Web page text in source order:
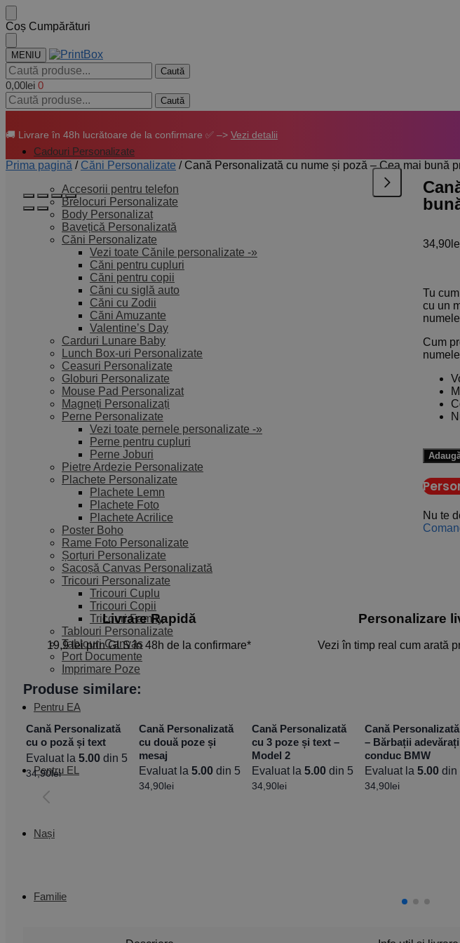
Coș Cumpărături
MENIU
Caută
0,00lei 0
Caută
Cadouri Personalizate
Accesorii pentru telefon
Brelocuri Personalizate
Body Personalizat
Bavețică Personalizată
Căni Personalizate
Vezi toate Cănile personalizate -»
Căni pentru cupluri
Căni pentru copii
Căni cu siglă auto
Căni cu Zodii
Căni Amuzante
Valentine’s Day
Carduri Lunare Baby
Lunch Box-uri Personalizate
Ceasuri Personalizate
Globuri Personalizate
Mouse Pad Personalizat
Magneți Personalizați
Perne Personalizate
Vezi toate pernele personalizate -»
Perne pentru cupluri
Perne Joburi
Pietre Ardezie Personalizate
Plachete Personalizate
Plachete Lemn
Plachete Foto
Plachete Acrilice
Poster Boho
Rame Foto Personalizate
Șorțuri Personalizate
Sacoșă Canvas Personalizată
Tricouri Personalizate
Tricouri Cuplu
Tricouri Copii
Tricouri Family
Tablouri Personalizate
Tablouri Canvas
Port Documente
Imprimare Poze
Pentru EA
Pentru EL
Nași
Familie
🚚 Livrare în 48h lucrătoare de la confirmare ✅ –> Vezi detalii
Prima pagină / Căni Personalizate / Cană Personalizată cu nume și poză – Cea mai bună
34,90
Tu
cu un
Cum
Nu te
Livrare Rapidă​
19,9 lei prin GLS în 48h de la confirmare*
Personalizare
Vezi în timp real cum arată
Produse similare:
Cană Personalizată
cu o poză și text
Evaluat la 5.00 din 5
34,90lei
Cană Personalizată
cu două poze și
mesaj
Evaluat la5.00 din 5
34,90lei
Cană Personalizată
cu 3 poze și text –
Model 2
Evaluat la5.00 din 5
34,90lei
Cană Personalizată
– Bărbații adevărați
conduc BMW
Evaluat la5.00 din
34,90lei